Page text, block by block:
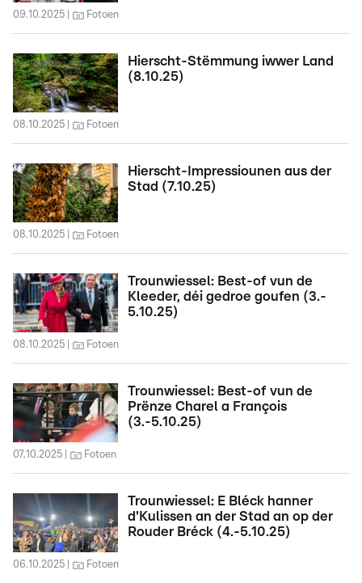
09.10.2025 Fotoen
Hierscht-Stëmmung iwwer Land
(8.10.25)
08.10.2025 Fotoen
Hierscht-Impressiounen aus der
Stad (7.10.25)
08.10.2025 Fotoen
Trounwiessel: Best-of vun de
Kleeder, déi gedroe goufen (3.-
5.10.25)
08.10.2025 Fotoen
Trounwiessel: Best-of vun de
Prënze Charel a François
(3.-5.10.25)
07.10.2025 Fotoen
Trounwiessel: E Bléck hanner
d'Kulissen an der Stad an op der
Rouder Bréck (4.-5.10.25)
06.10.2025 Fotoen